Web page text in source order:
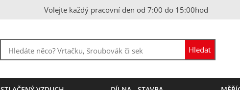
Volejte každý pracovní den od 7:00 do 15:00hod